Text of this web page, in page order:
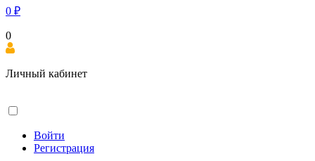
0 ₽
0
Личный кабинет
Войти
Регистрация